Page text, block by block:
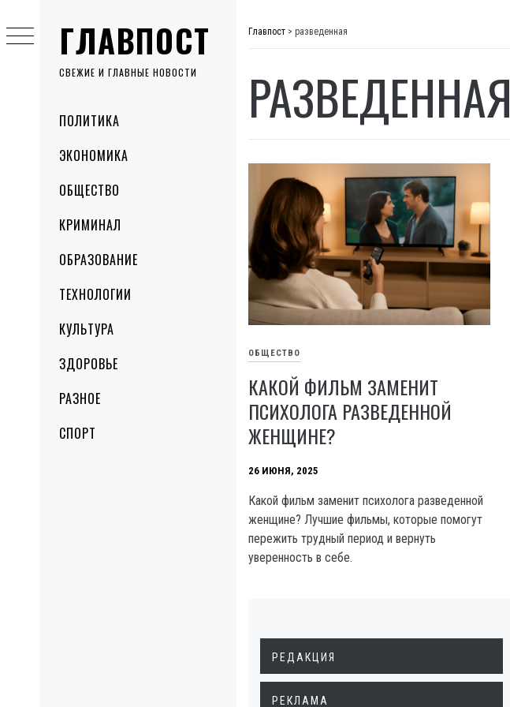
ГЛАВПОСТ
СВЕЖИЕ И ГЛАВНЫЕ НОВОСТИ
MenuПОЛИТИКА
ЭКОНОМИКА
ОБЩЕСТВО
КРИМИНАЛ
ОБРАЗОВАНИЕ
ТЕХНОЛОГИИ
КУЛЬТУРА
ЗДОРОВЬЕ
РАЗНОЕ
СПОРТ
to
content
Главпост > разведенная
РАЗВЕДЕННАЯ
ОБЩЕСТВО
КАКОЙ ФИЛЬМ ЗАМЕНИТ
ПСИХОЛОГА РАЗВЕДЕННОЙ
ЖЕНЩИНЕ?
26 ИЮНЯ, 2025
Какой фильм заменит психолога разведенной
женщине? Лучшие фильмы, которые помогут
пережить трудный период и вернуть
уверенность в себе.
РЕДАКЦИЯ
РЕКЛАМА